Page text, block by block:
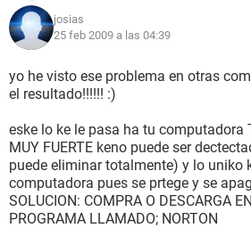
josias
25 feb 2009 a las 04:39
yo he visto ese problema en otras
el resultado!!!!!! :)
eske lo ke le pasa ha tu computadora
MUY FUERTE keno puede ser
puede eliminar totalmente) y lo uniko
computadora pues se prtege y se
SOLUCION: COMPRA O DESCARGA
PROGRAMA LLAMADO; NORTON